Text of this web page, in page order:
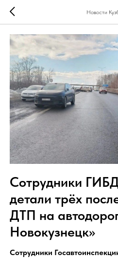
Новости
Сотрудники
детали трёх
ДТП на
Новокузнецк»
Сотрудники